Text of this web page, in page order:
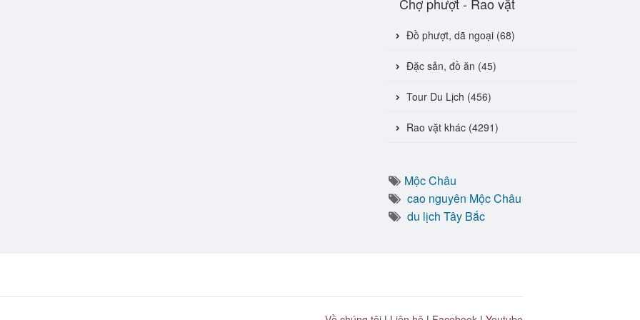
Đồ phượt, dã ngoại (68)
Đặc sản, đồ ăn (45)
Tour Du Lịch (456)
Rao vặt khác (4291)
Mộc Châu
cao nguyên Mộc Châu
du lịch Tây Bắc